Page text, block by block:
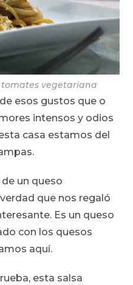
tomates vegetariana
esos gustos que o
intensos y odios
casa estamos del
un queso
que nos regaló
Es un queso
con los quesos
aquí.
esta salsa